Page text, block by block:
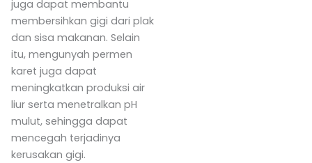
juga dapat membantu
membersihkan gigi dari plak
dan sisa makanan. Selain
itu, mengunyah permen
karet juga dapat
meningkatkan produksi air
liur serta menetralkan pH
mulut, sehingga dapat
mencegah terjadinya
kerusakan gigi.